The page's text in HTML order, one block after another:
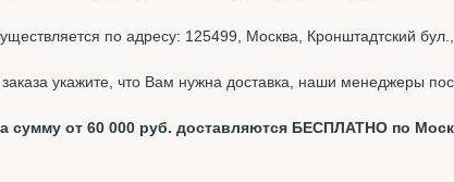
по адресу: 125499, Москва, Кронштадтский
укажите, что Вам нужна доставка, наши менеджеры
сумму от 60 000 руб. доставляются БЕСПЛАТНО по